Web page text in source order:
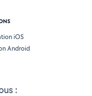
:
iOS
Android